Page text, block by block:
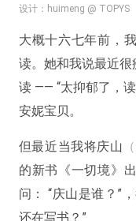
设计：huimeng @ TOPYS
大概十六七年前，
读。她和我说最近
读 —— “太抑郁了，
安妮宝贝。
但最近当我将庆山
的新书《一切境》
问： “庆山是谁？”
还在写书？”